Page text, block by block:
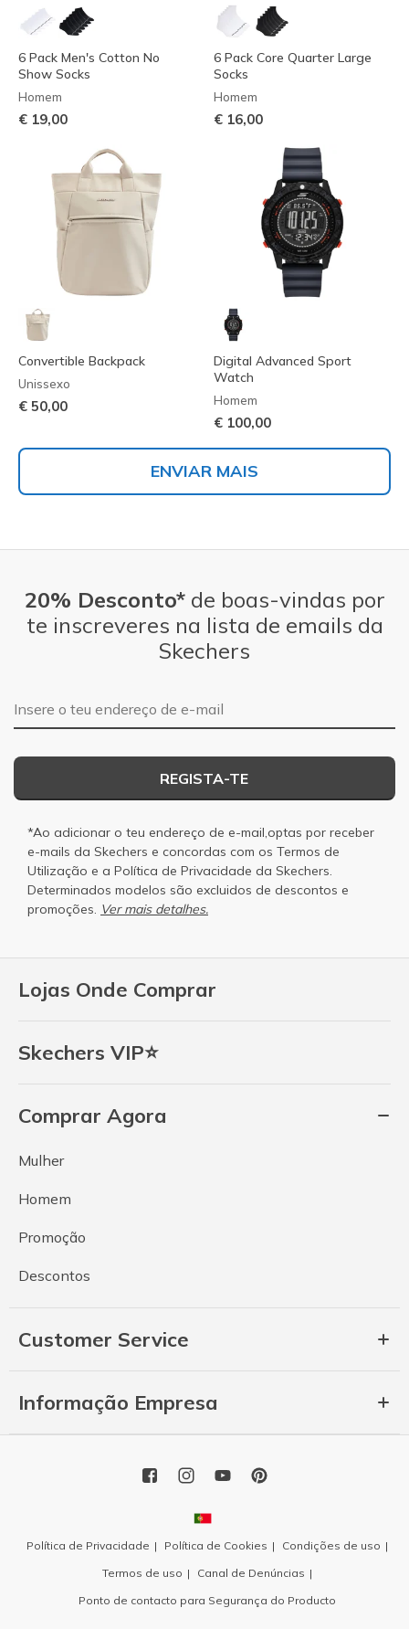
6 Pack Men's Cotton No
Show Socks
Homem
€ 19,00
6 Pack Core Quarter Large
Socks
Homem
€ 16,00
Convertible Backpack
Unissexo
€ 50,00
Digital Advanced Sport
Watch
Homem
€ 100,00
ENVIAR MAIS
Lojas Onde Comprar
Skechers VIP⭐
Comprar Agora
Mulher
Homem
Promoção
Descontos
Customer Service
Informação Empresa
20% Desconto*de boas-vindas por
te inscreveres na lista de emails da
Skechers
Endereço de e-mail
REGISTA-TE
*Ao adicionar o teu endereço de e-mail,optas por receber
e-mails da Skechers e concordas com os Termos de
Utilização e a Política de Privacidade da Skechers.
Determinados modelos são excluidos de descontos e
promoções. Ver mais detalhes.
Política de Privacidade Política de Cookies
Condições de uso
Termos de uso
Canal de Denúncias
Ponto de contacto para Segurança do Producto